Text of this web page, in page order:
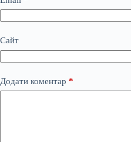
Сайт
Додати коментар *